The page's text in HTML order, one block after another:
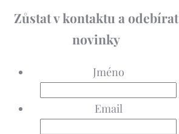
Zůstat v kontaktu a odebírat
novinky
Jméno
Email